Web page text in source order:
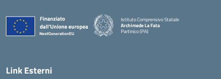
Istituto Comprensivo Statale
Archimede La Fata
Partinico (PA)
Link Esterni